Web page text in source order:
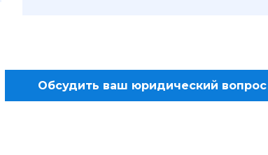
Обсудить ваш юридический вопрос